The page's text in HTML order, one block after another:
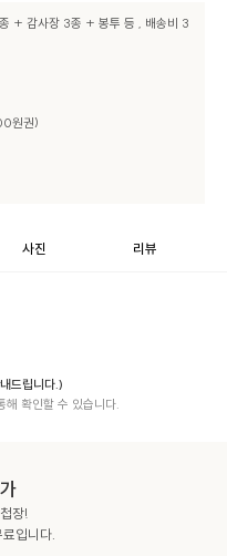
사진 리뷰
드립니다.)
해 확인할 수 있습니다.
장!
입니다.